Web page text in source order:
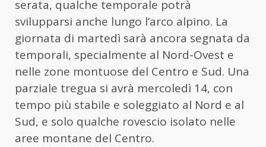
serata, qualche temporale potrà
svilupparsi anche lungo l’arco alpino. La
giornata di martedì sarà ancora segnata da
temporali, specialmente al Nord-Ovest e
nelle zone montuose del Centro e Sud. Una
parziale tregua si avrà mercoledì 14, con
tempo più stabile e soleggiato al Nord e al
Sud, e solo qualche rovescio isolato nelle
aree montane del Centro.